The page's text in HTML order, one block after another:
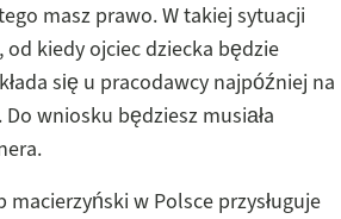
masz prawo. W takiej sytuacji
od kiedy ojciec dziecka będzie
się u pracodawcy najpóźniej na
wniosku będziesz musiała
w Polsce przysługuje